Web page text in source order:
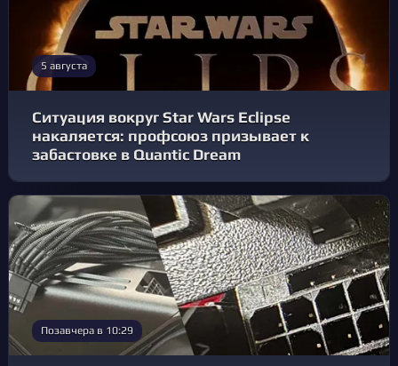
5 августа
Ситуация вокруг Star Wars Eclipse
накаляется: профсоюз призывает к
забастовке в Quantic Dream
Позавчера в 10:29